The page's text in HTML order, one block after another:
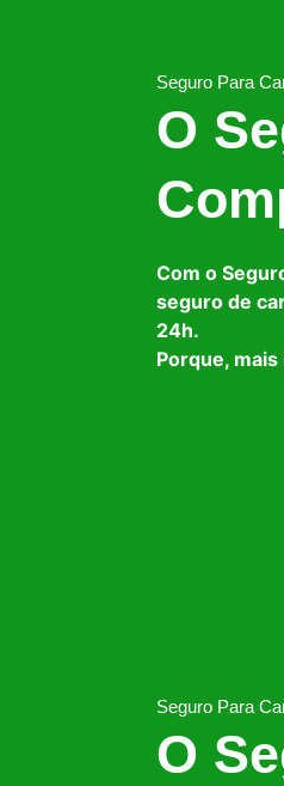
Seguro Para
O
Com o
seguro de
24h.
Porque,
Seguro Para
O